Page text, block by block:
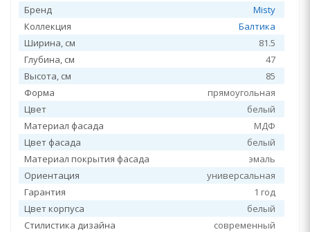
Бренд
Misty
Коллекция
Балтика
Ширина, см
81.5
Глубина, см
47
Высота, см
85
Форма
прямоугольная
Цвет
белый
Материал фасада
МДФ
Цвет фасада
белый
Материал покрытия фасада
эмаль
Ориентация
универсальная
Гарантия
1 год
Цвет корпуса
белый
Стилистика дизайна
современный